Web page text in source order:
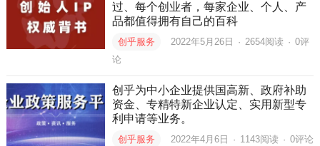
过、每个创业者，每家企业、个人、产
品都值得拥有自己的百科
创乎服务 2022年5月26日 · 2654阅读 · 0评
论
创乎为中小企业提供国高新、政府补助
资金、专精特新企业认定、实用新型专
利申请等业务。
创乎服务 2022年4月6日 · 1143阅读 · 0评论